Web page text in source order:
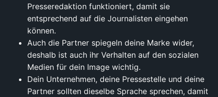
Presseredaktion funktioniert, damit sie
entsprechend auf die Journalisten eingehen
können.
Auch die Partner spiegeln deine Marke wider,
deshalb ist auch ihr Verhalten auf den sozialen
Medien für dein Image wichtig.
Dein Unternehmen, deine Pressestelle und deine
Partner sollten dieselbe Sprache sprechen, damit